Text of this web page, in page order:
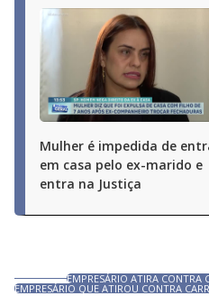
Mulher é impedida de
em casa pelo ex-marido e
entra na Justiça
EMPRESÁRIO ATIRA CONTRA
EMPRESÁRIO QUE ATIROU CONTRA